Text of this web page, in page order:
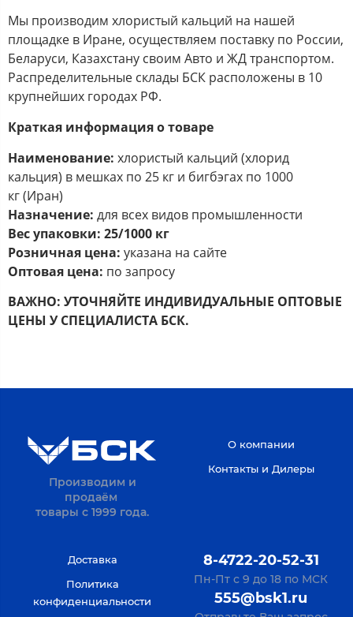
Мы производим хлористый кальций на нашей
площадке в Иране, осуществляем поставку по России,
Беларуси, Казахстану своим Авто и ЖД транспортом.
Распределительные склады БСК расположены в 10
крупнейших городах РФ.
Краткая информация о товаре
Наименование: хлористый кальций (хлорид
кальция) в мешках по 25 кг и бигбэгах по 1000
кг (Иран)
Назначение: для всех видов промышленности
Вес упаковки: 25/1000 кг
Розничная цена: указана на сайте
Оптовая цена: по запросу
ВАЖНО: УТОЧНЯЙТЕ ИНДИВИДУАЛЬНЫЕ ОПТОВЫЕ
ЦЕНЫ У СПЕЦИАЛИСТА БСК.
Производим и
продаём
товары с 1999 года.
О компании
Контакты и Дилеры
Доставка
Политика
конфиденциальности
8-4722-20-52-31
Пн-Пт с 9 до 18 по МСК
555@bsk1.ru